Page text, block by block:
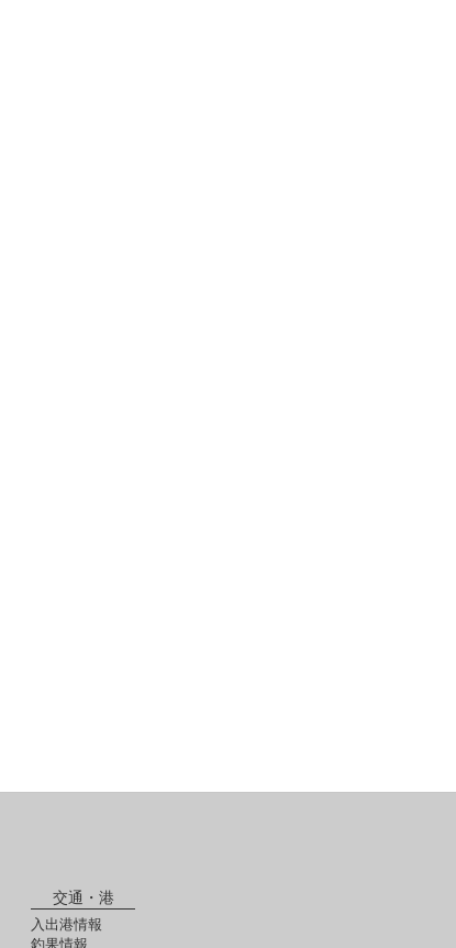
交通・港
入出港情報
釣果情報